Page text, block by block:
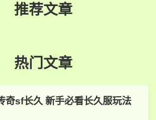
推荐文章
热门文章
奇sf长久 新手必看长久服玩法